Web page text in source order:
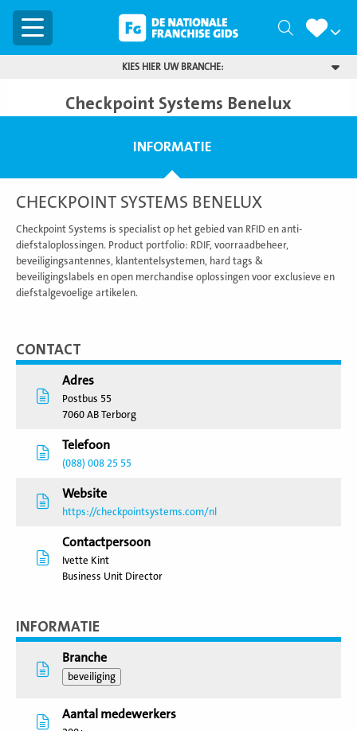
Menu Zoeken
KIES HIER UW BRANCHE:
Checkpoint Systems Benelux
INFORMATIE
CHECKPOINT SYSTEMS BENELUX
Checkpoint Systems is specialist op het gebied van RFID en anti-
diefstaloplossingen. Product portfolio: RDIF, voorraadbeheer,
beveiligingsantennes, klantentelsystemen, hard tags &
beveiligingslabels en open merchandise oplossingen voor exclusieve en
diefstalgevoelige artikelen.
CONTACT
Adres
Postbus 55
7060 AB Terborg
Telefoon
(088) 008 25 55
Website
https://checkpointsystems.com/nl
Contactpersoon
Ivette Kint
Business Unit Director
INFORMATIE
Branche
beveiliging
Aantal medewerkers